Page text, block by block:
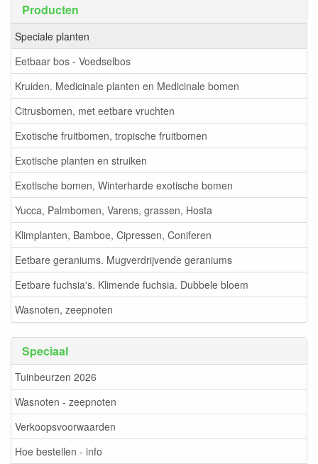
Producten
Speciale planten
Eetbaar bos - Voedselbos
Kruiden. Medicinale planten en Medicinale bomen
Citrusbomen, met eetbare vruchten
Exotische fruitbomen, tropische fruitbomen
Exotische planten en struiken
Exotische bomen, Winterharde exotische bomen
Yucca, Palmbomen, Varens, grassen, Hosta
Klimplanten, Bamboe, Cipressen, Coniferen
Eetbare geraniums. Mugverdrijvende geraniums
Eetbare fuchsia's. Klimende fuchsia. Dubbele bloem
Wasnoten, zeepnoten
Speciaal
Tuinbeurzen 2026
Wasnoten - zeepnoten
Verkoopsvoorwaarden
Hoe bestellen - info